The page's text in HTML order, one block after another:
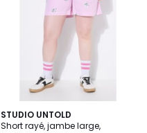
STUDIO UNTOLD
Short rayé, jambe large,
2
Couleurs